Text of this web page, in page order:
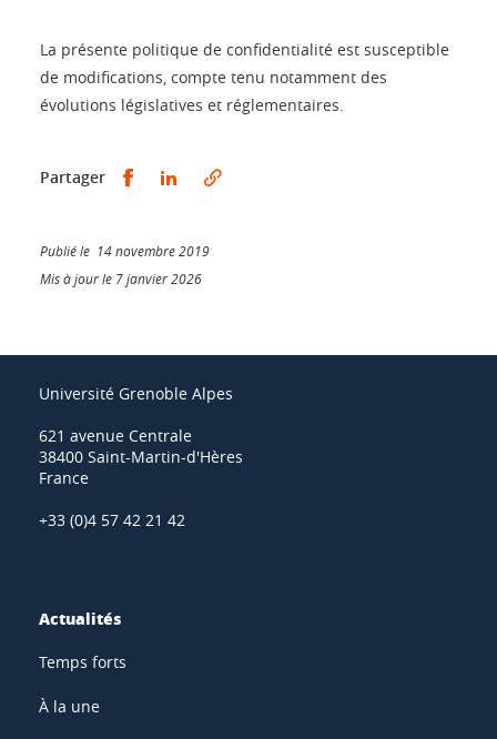
La présente politique de confidentialité est susceptible
de modifications, compte tenu notamment des
évolutions législatives et réglementaires.
Partager Partager sur Facebook
Partager sur LinkedIn
Publié le 14 novembre 2019
Mis à jour le 7 janvier 2026
Université Grenoble Alpes
621 avenue Centrale
38400 Saint-Martin-d'Hères
France
+33 (0)4 57 42 21 42
Actualités
Temps forts
À la une